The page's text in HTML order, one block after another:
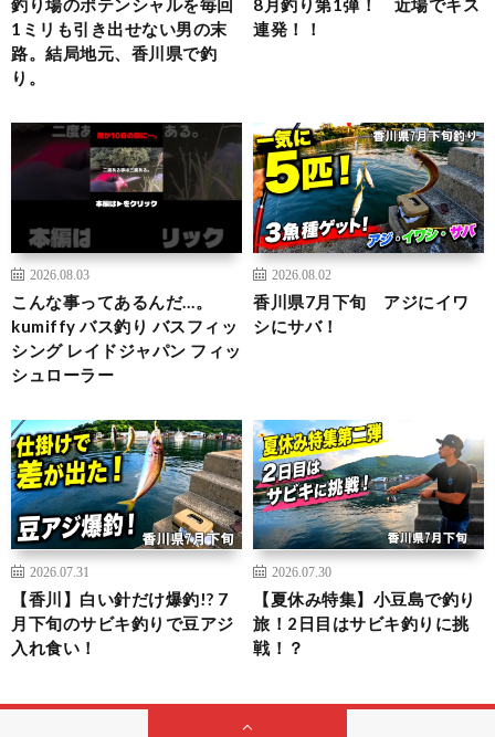
釣り場のポテンシャルを毎回
1ミリも引き出せない男の末
路。結局地元、香川県で釣
り。
8月釣り第1弾！ 近場でキス
連発！！
2026.08.03
こんな事ってあるんだ…。
kumiffy バス釣り バスフィッ
シング レイドジャパン フィッ
シュローラー
2026.08.02
香川県7月下旬 アジにイワ
シにサバ！
2026.07.31
【香川】白い針だけ爆釣!? 7
月下旬のサビキ釣りで豆アジ
入れ食い！
2026.07.30
【夏休み特集】小豆島で釣り
旅！2日目はサビキ釣りに挑
戦！？